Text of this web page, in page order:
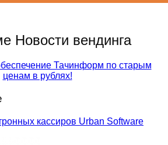
Новости вендинга